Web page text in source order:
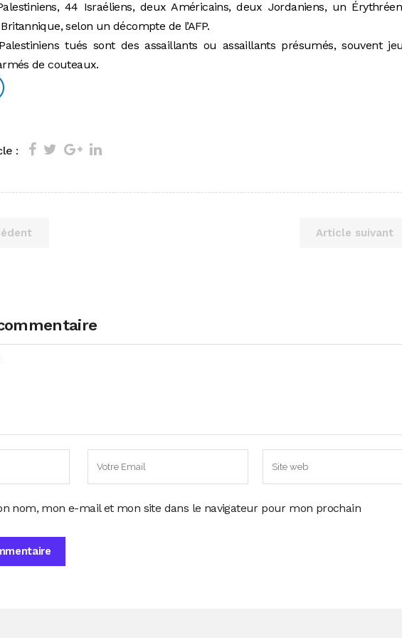
44 Israéliens, deux Américains, deux Jordaniens, un
selon un décompte de l’AFP.
tués sont des assaillants ou assaillants présumés, souvent
de couteaux.
:
Article suivant
nom, mon e-mail et mon site dans le navigateur pour mon prochain